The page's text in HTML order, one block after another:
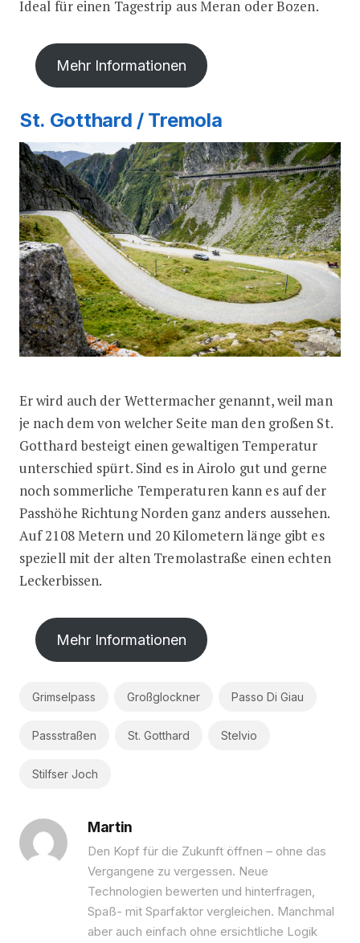
Ideal für einen Tagestrip aus Meran oder Bozen.
Mehr Informationen
St. Gotthard / Tremola
Er wird auch der Wettermacher genannt, weil man
je nach dem von welcher Seite man den großen St.
Gotthard besteigt einen gewaltigen Temperatur
unterschied spürt. Sind es in Airolo gut und gerne
noch sommerliche Temperaturen kann es auf der
Passhöhe Richtung Norden ganz anders aussehen.
Auf 2108 Metern und 20 Kilometern länge gibt es
speziell mit der alten Tremolastraße einen echten
Leckerbissen.
Mehr Informationen
Grimselpass Großglockner Passo Di Giau
Passstraßen St. Gotthard Stelvio
Stilfser Joch
Martin
Den Kopf für die Zukunft öffnen – ohne das
Vergangene zu vergessen. Neue
Technologien bewerten und hinterfragen,
Spaß- mit Sparfaktor vergleichen. Manchmal
aber auch einfach ohne ersichtliche Logik